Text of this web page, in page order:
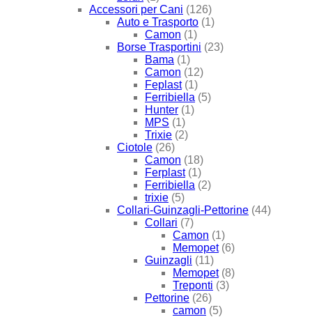
Accessori per Cani (126)
Auto e Trasporto (1)
Camon (1)
Borse Trasportini (23)
Bama (1)
Camon (12)
Feplast (1)
Ferribiella (5)
Hunter (1)
MPS (1)
Trixie (2)
Ciotole (26)
Camon (18)
Ferplast (1)
Ferribiella (2)
trixie (5)
Collari-Guinzagli-Pettorine (44)
Collari (7)
Camon (1)
Memopet (6)
Guinzagli (11)
Memopet (8)
Treponti (3)
Pettorine (26)
camon (5)